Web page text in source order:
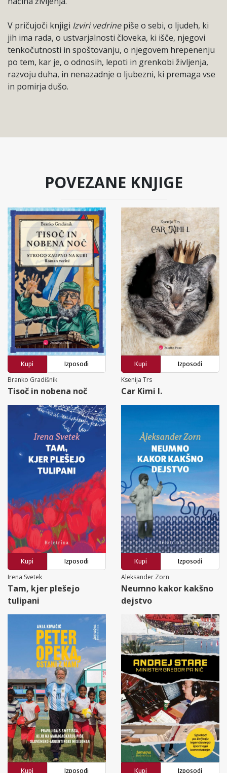
V pričujoči knjigi Izviri vedrinepiše o sebi, o ljudeh, ki
jih ima rada, o ustvarjalnosti človeka, ki išče, njegovi
tenkočutnosti in spoštovanju, o njegovem hrepenenju
po tem, kar je, o odnosih, lepoti in grenkobi življenja,
razvoju duha, in nenazadnje o ljubezni, ki premaga vse
in pomirja dušo.
POVEZANE KNJIGE
Kupi
Izposodi
Branko Gradišnik
Tisoč in nobena noč
Kupi
Izposodi
Ksenija Trs
Car Kimi I.
Kupi
Izposodi
Irena Svetek
Tam, kjer plešejo
tulipani
Kupi
Izposodi
Aleksander Zorn
Neumno kakor kakšno
dejstvo
Kupi
Izposodi
Kupi
Izposodi